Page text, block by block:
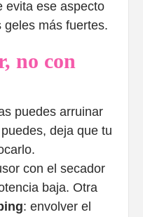
evita ese aspecto
más fuertes.
no con
puedes arruinar
deja que tu
con el secador
baja. Otra
: envolver el